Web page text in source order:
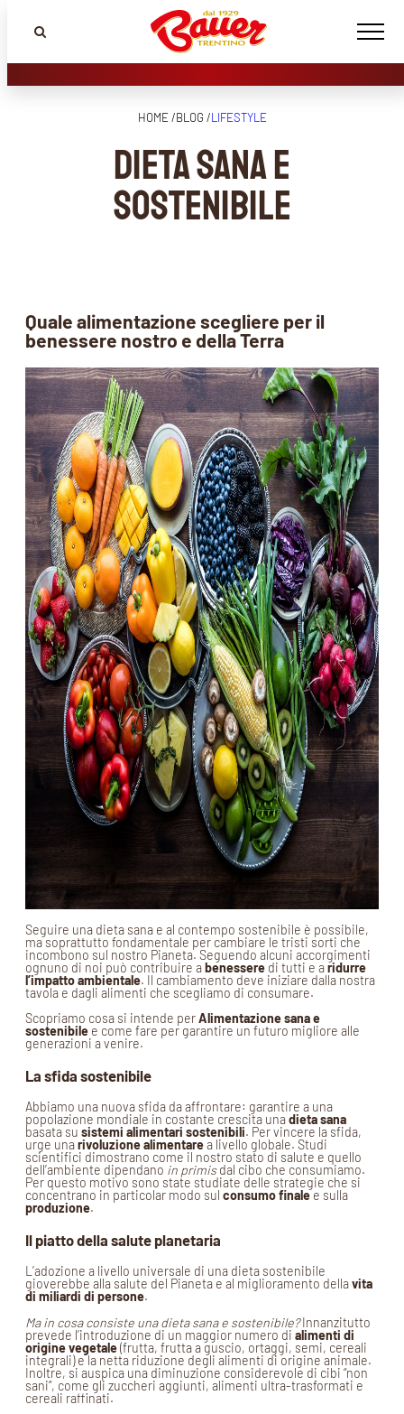
HOME /BLOG /LIFESTYLE
Dieta sana e
sostenibile
Quale alimentazione scegliere per il
benessere nostro e della Terra
Seguire una dieta sana e al contempo sostenibile è possibile,
ma soprattutto fondamentale per cambiare le tristi sorti che
incombono sul nostro Pianeta. Seguendo alcuni accorgimenti
ognuno di noi può contribuire abenessere di tutti e aridurre
l’impatto ambientale. Il cambiamento deve iniziare dalla nostra
tavola e dagli alimenti che scegliamo di consumare.
Scopriamo cosa si intende perAlimentazione sana e
sostenibile e come fare per garantire un futuro migliore alle
generazioni a venire.
La sfida sostenibile
Abbiamo una nuova sfida da affrontare: garantire a una
popolazione mondiale in costante crescita unadieta sana
basata su sistemi alimentari sostenibili. Per vincere la sfida,
urge unarivoluzione alimentarea livello globale. Studi
scientifici dimostrano come il nostro stato di salute e quello
dell’ambiente dipendano in primisdal cibo che consumiamo.
Per questo motivo sono state studiate delle strategie che si
concentrano in particolar modo sul consumo finalee sulla
produzione.
Il piatto della salute planetaria
L’adozione a livello universale di una dieta sostenibile
gioverebbe alla salute del Pianeta e al miglioramento dellavita
di miliardi di persone.
Ma in cosa consiste una dieta sana e sostenibile?Innanzitutto
prevede l’introduzione di un maggior numero di alimenti di
origine vegetale(frutta, frutta a guscio, ortaggi, semi, cereali
integrali) e la netta riduzione degli alimenti di origine animale.
Inoltre, si auspica una diminuzione considerevole di cibi “non
sani”, come gli zuccheri aggiunti, alimenti ultra-trasformati e
cereali raffinati.